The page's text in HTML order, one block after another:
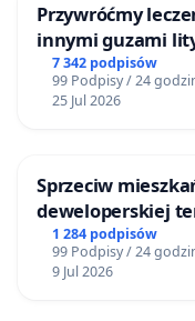
Przywróćmy
innymi guzami
Centrum
7 342 podpisów
99 Podpisy / 24
25 Jul 2026
Sprzeciw
deweloperskiej
Bulwarów
1 284 podpisów
99 Podpisy / 24
9 Jul 2026